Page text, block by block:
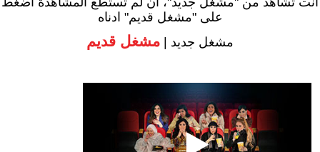
على "مشغل قديم" ادناه
مشغل جديد | مشغل قديم